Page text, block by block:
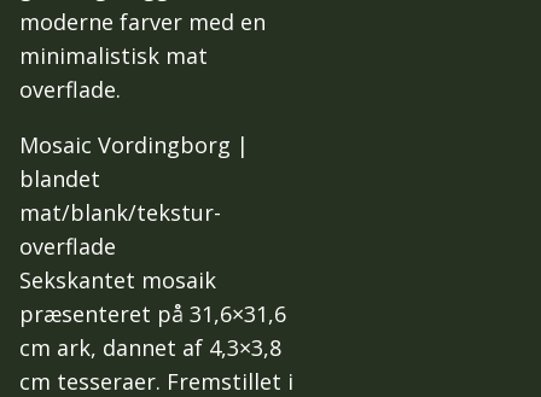
moderne farver med en
minimalistisk mat
overflade.
Mosaic Vordingborg |
blandet
mat/blank/tekstur-
overflade
Sekskantet mosaik
præsenteret på 31,6×31,6
cm ark, dannet af 4,3×3,8
cm tesseraer. Fremstillet i